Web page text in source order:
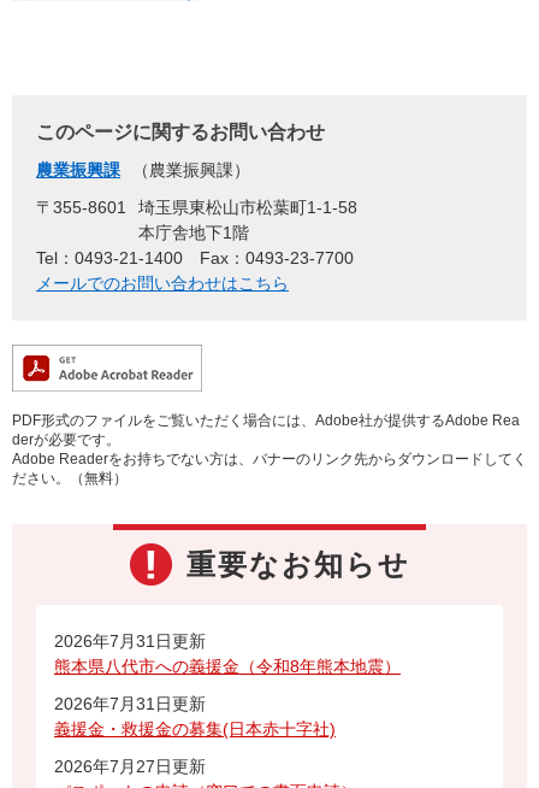
このページに関するお問い合わせ
農業振興課
農業振興課
〒355-8601
埼玉県東松山市松葉町1-1-58
本庁舎地下1階
Tel：0493-21-1400
Fax：0493-23-7700
メールでのお問い合わせはこちら
PDF形式のファイルをご覧いただく場合には、Adobe社が提供するAdobe Rea
derが必要です。
Adobe Readerをお持ちでない方は、バナーのリンク先からダウンロードしてく
ださい。（無料）
重要なお知らせ
2026年7月31日更新
熊本県八代市への義援金（令和8年熊本地震）
2026年7月31日更新
義援金・救援金の募集(日本赤十字社)
2026年7月27日更新